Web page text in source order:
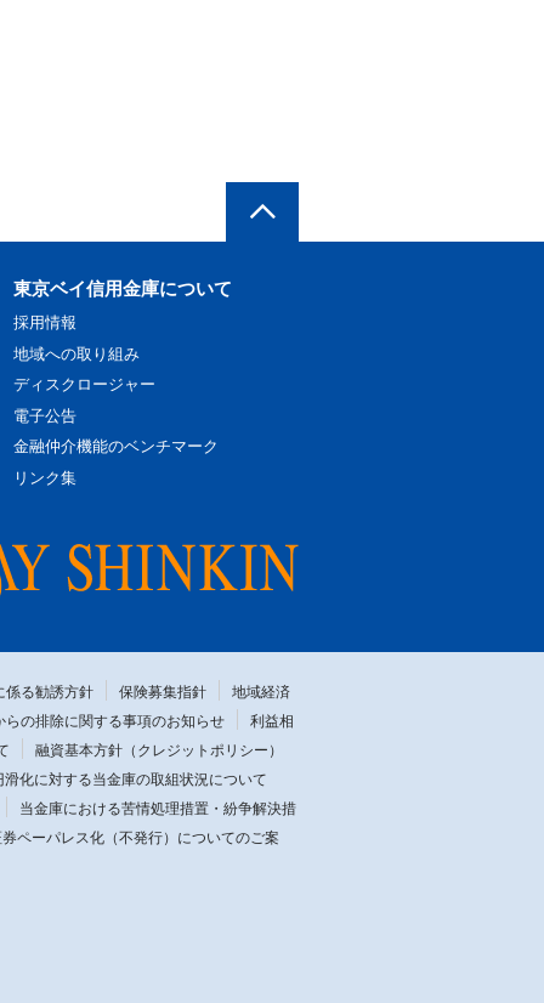
東京ベイ信用金庫について
採用情報
地域への取り組み
ディスクロージャー
電子公告
金融仲介機能のベンチマーク
リンク集
係る勧誘方針 保険募集指針
地域経済
らの排除に関する事項のお知らせ
利益相
融資基本方針（クレジットポリシー）
滑化に対する当金庫の取組状況について
当金庫における苦情処理措置・紛争解決措
ペーパレス化（不発行）についてのご案